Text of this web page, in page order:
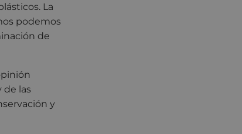
La
podemos
de
de las
y